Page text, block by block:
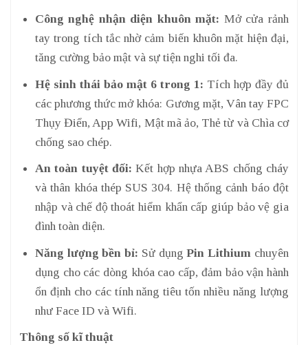
Công nghệ nhận diện khuôn mặt: Mở cửa rảnh
tay trong tích tắc nhờ cảm biến khuôn mặt hiện đại,
tăng cường bảo mật và sự tiện nghi tối đa.
Hệ sinh thái bảo mật 6 trong 1: Tích hợp đầy đủ
các phương thức mở khóa: Gương mặt, Vân tay FPC
Thụy Điển, App Wifi, Mật mã ảo, Thẻ từ và Chìa cơ
chống sao chép.
An toàn tuyệt đối: Kết hợp nhựa ABS chống cháy
và thân khóa thép SUS 304. Hệ thống cảnh báo đột
nhập và chế độ thoát hiểm khẩn cấp giúp bảo vệ gia
đình toàn diện.
Năng lượng bền bỉ: Sử dụngPin Lithium chuyên
dụng cho các dòng khóa cao cấp, đảm bảo vận hành
ổn định cho các tính năng tiêu tốn nhiều năng lượng
như Face ID và Wifi.
Thông số kĩ thuật